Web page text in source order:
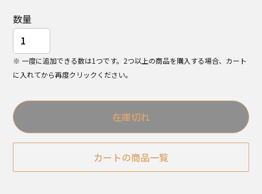
数量
※ 一度に追加できる数は1つです。2つ以上の商品を購入する場合、カート
に入れてから再度クリックください。
在庫切れ
カートの商品一覧